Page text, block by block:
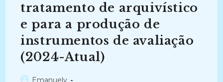
De
Marília
(2019)
tratamento de arquivístico
e para a produção de
instrumentos de avaliação
(2024-Atual)
AutorEmanuely